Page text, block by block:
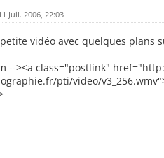
Juil. 2006, 22:03
vidéo avec quelques plans
--><a class="postlink"
pti/video/